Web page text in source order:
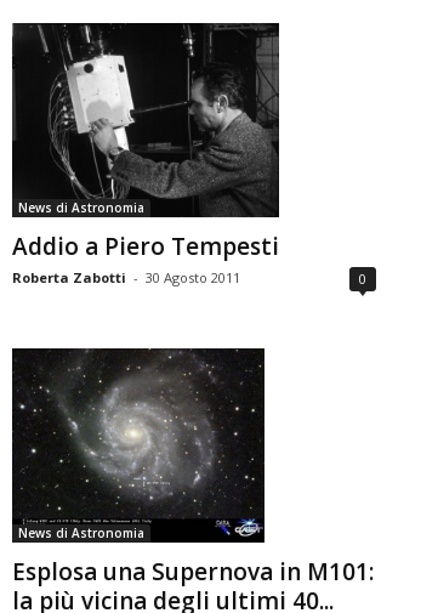
r
o
n
o
m
i
a
News di Astronomia
Addio a Piero Tempesti
Roberta Zabotti - 30 Agosto 2011 0
News di Astronomia
Esplosa una Supernova in M101:
la più vicina degli ultimi 40...